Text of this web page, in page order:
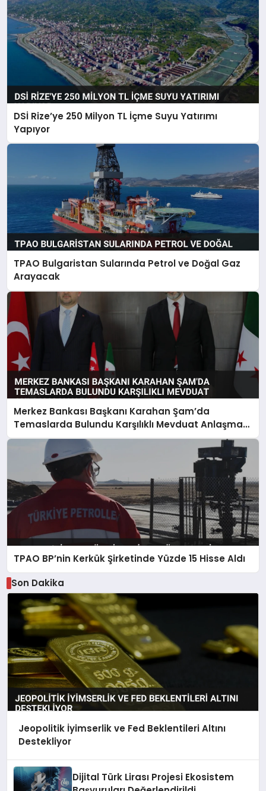
DSİ Rize’ye 250 Milyon TL İçme Suyu Yatırımı
Yapıyor
TPAO Bulgaristan Sularında Petrol ve Doğal Gaz
Arayacak
Merkez Bankası Başkanı Karahan Şam’da
Temaslarda Bulundu Karşılıklı Mevduat Anlaşması
Yapıldı
TPAO BP’nin Kerkük Şirketinde Yüzde 15 Hisse Aldı
Son Dakika
Jeopolitik İyimserlik ve Fed Beklentileri Altını
Destekliyor
Dijital Türk Lirası Projesi Ekosistem